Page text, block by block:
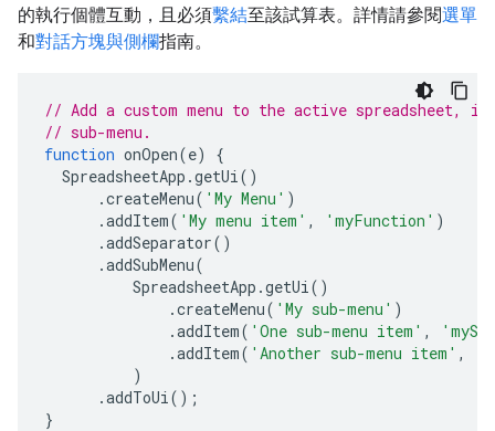
的執行個體互動，且必須繫結至該試算表。詳情請參閱選單
和對話方塊與側欄指南。
// Add a custom menu to the active spreadsheet,
// sub-menu.
function onOpen(e)
{
SpreadsheetApp .getUi()
.createMenu( 'My Menu' )
.addItem( 'My menu item' , 'myFunction' )
.addSeparator()
.addSubMenu(
SpreadsheetApp .getUi()
.createMenu( 'My sub-menu' )
.addItem( 'One sub-menu item' ,
.addItem( 'Another sub-menu item' ,
)
.addToUi();
}